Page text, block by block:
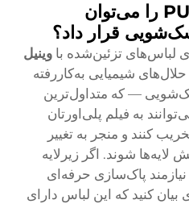
آیا گرافیک‌های PU HTV را می‌توان
قرار داد؟
تزئین‌شده با وینیل
شیمیایی به‌کاررفته
— که متداول‌ترین
به فیلم پلی‌اورتان
کنند و منجر به تغییر
شوند. اگر زیرلایه
پاک‌سازی حرفه‌ای
کنید که این لباس دارای